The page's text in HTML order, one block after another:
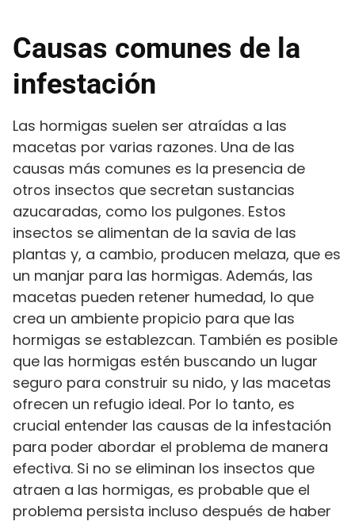
Causas comunes de la
infestación
Las hormigas suelen ser atraídas a las
macetas por varias razones. Una de las
causas más comunes es la presencia de
otros insectos que secretan sustancias
azucaradas, como los pulgones. Estos
insectos se alimentan de la savia de las
plantas y, a cambio, producen melaza, que es
un manjar para las hormigas. Además, las
macetas pueden retener humedad, lo que
crea un ambiente propicio para que las
hormigas se establezcan. También es posible
que las hormigas estén buscando un lugar
seguro para construir su nido, y las macetas
ofrecen un refugio ideal. Por lo tanto, es
crucial entender las causas de la infestación
para poder abordar el problema de manera
efectiva. Si no se eliminan los insectos que
atraen a las hormigas, es probable que el
problema persista incluso después de haber